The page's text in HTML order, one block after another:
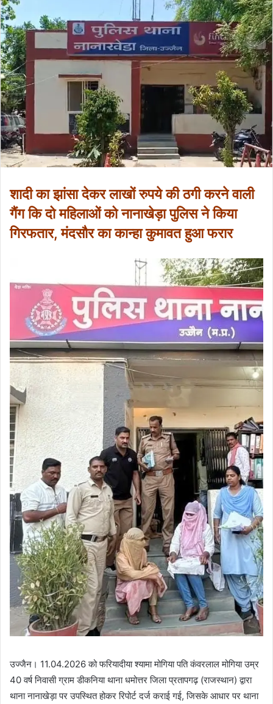
शादी का झांसा देकर लाखों रुपये की ठगी करने वाली
गैंग कि दो महिलाओं को नानाखेड़ा पुलिस ने किया
गिरफतार, मंदसौर का कान्हा कुमावत हुआ फरार
उज्जैन। 11.04.2026 को फरियादीया श्यामा मोगिया पति कंवरलाल मोगिया उम्र
40 वर्ष निवासी ग्राम डीकनिया थाना धमोत्तर जिला प्रतापगढ़ (राजस्थान) द्वारा
थाना नानाखेड़ा पर उपस्थित होकर रिपोर्ट दर्ज कराई गई, जिसके आधार पर थाना